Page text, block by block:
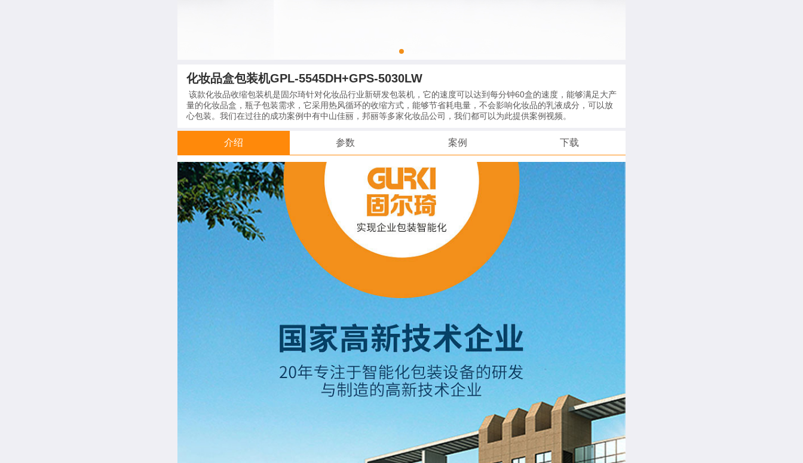
化妆品盒包装机GPL-5545DH+GPS-5030LW
该款化妆品收缩包装机是固尔琦针对化妆品行业新研发包装机，它的速度可以达到每分钟60盒的速度，能够满足大产
量的化妆品盒，瓶子包装需求，它采用热风循环的收缩方式，能够节省耗电量，不会影响化妆品的乳液成分，可以放
心包装。我们在过往的成功案例中有中山佳丽，邦丽等多家化妆品公司，我们都可以为此提供案例视频。
介绍 参数 案例 下载